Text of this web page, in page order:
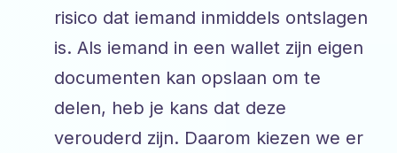
risico dat iemand inmiddels ontslagen
is. Als iemand in een wallet zijn eigen
documenten kan opslaan om te
delen, heb je kans dat deze
verouderd zijn. Daarom kiezen we er